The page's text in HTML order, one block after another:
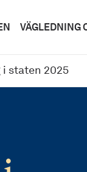
VÄGLEDNING
staten 2025